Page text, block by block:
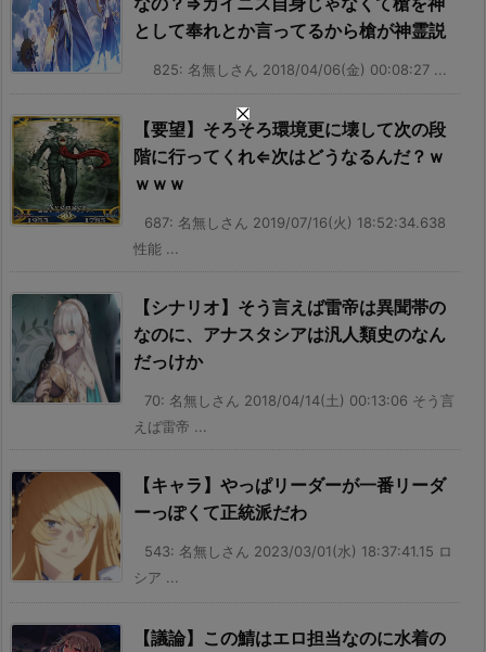
として奉れとか言ってるから槍が神霊説
825: 名無しさん 2018/04/06(金) 00:08:27 ...
【要望】そろそろ環境更に壊して次の段
階に行ってくれ⇐次はどうなるんだ？ｗ
ｗｗｗ
687: 名無しさん 2019/07/16(火) 18:52:34.638
性能 ...
【シナリオ】そう言えば雷帝は異聞帯の
なのに、アナスタシアは汎人類史のなん
だっけか
70: 名無しさん 2018/04/14(土) 00:13:06 そう言
えば雷帝 ...
【キャラ】やっぱリーダーが一番リーダ
ーっぽくて正統派だわ
543: 名無しさん 2023/03/01(水) 18:37:41.15 ロ
シア ...
【議論】この鯖はエロ担当なのに水着の